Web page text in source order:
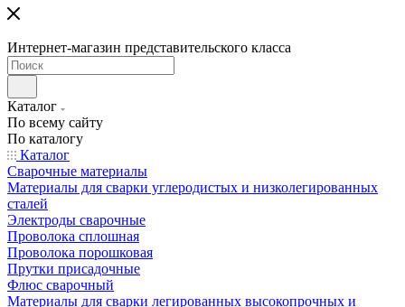
Интернет-магазин представительского класса
Каталог
По всему сайту
По каталогу
Каталог
Сварочные материалы
Материалы для сварки углеродистых и низколегированных
сталей
Электроды сварочные
Проволока сплошная
Проволока порошковая
Прутки присадочные
Флюс сварочный
Материалы для сварки легированных высокопрочных и